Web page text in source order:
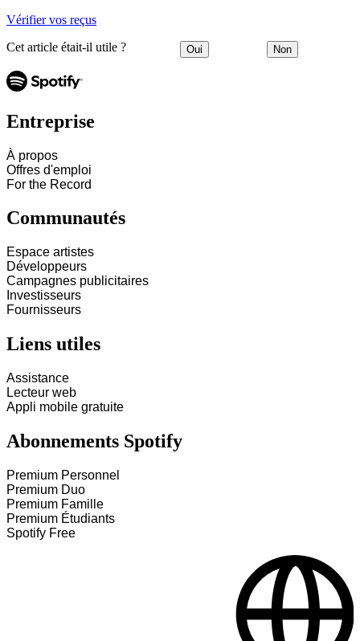
Vérifier vos reçus
Cet article était-il utile ? Oui Non
Entreprise
À propos
Offres d'emploi
For the Record
Communautés
Espace artistes
Développeurs
Campagnes publicitaires
Investisseurs
Fournisseurs
Liens utiles
Assistance
Lecteur web
Appli mobile gratuite
Abonnements Spotify
Premium Personnel
Premium Duo
Premium Famille
Premium Étudiants
Spotify Free